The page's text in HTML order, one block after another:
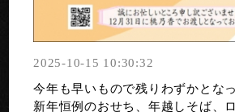
2025-10-15 10:30:32
今年も早いもので残りわずかとな
新年恒例のおせち、年越しそば、